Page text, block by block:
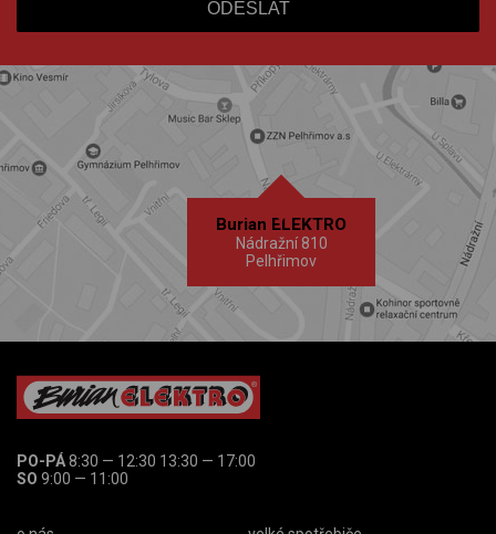
Burian ELEKTRO
Nádražní 810
Pelhřimov
PO-PÁ8:30 — 12:30 13:30 — 17:00
SO 9:00 — 11:00